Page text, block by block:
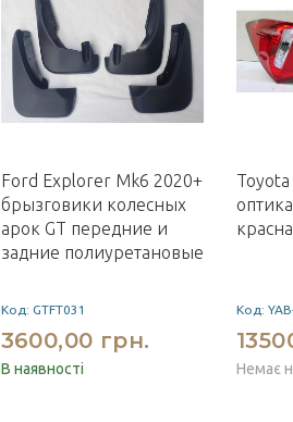
Ford Explorer Mk6 2020+
брызговики колесных
арок GT передние и
задние полиуретановые
Код: GTFT031
3600,00 грн.
В наявності
Код:
Немає